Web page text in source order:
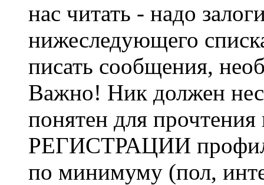
нас читать - надо
нижеследующего
писать сообщения,
Важно! Ник должен
понятен для
РЕГИСТРАЦИИ профиль
по минимуму (пол,